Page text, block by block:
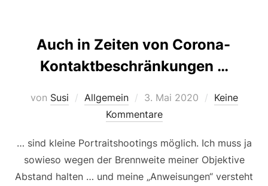
Auch in Zeiten von Corona-
Kontaktbeschränkungen …
von Susi Allgemein
Veröffentlicht
am
3. Mai 2020
Keine
Kommentare
… sind kleine Portraitshootings möglich. Ich muss ja
sowieso wegen der Brennweite meiner Objektive
Abstand halten … und meine „Anweisungen“ versteht